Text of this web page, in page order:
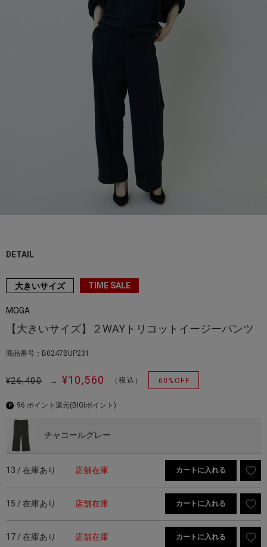
DETAIL
大きいサイズ TIME SALE
MOGA
【大きいサイズ】２WAYトリコットイージーパンツ
商品番号：B0247BUP231
¥26,400 → ¥10,560 （税込） 60%OFF
96 ポイント還元(BIGIポイント)
チャコールグレー
13 / 在庫あり 店舗在庫 カートに入れる
15 / 在庫あり 店舗在庫 カートに入れる
17 / 在庫あり 店舗在庫 カートに入れる